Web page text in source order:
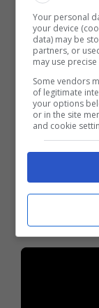
Ecco, di
minuto
Spotify in
Your personal
your device
data) may be
partners, or
may use
Some vendors
of legitimate
your options
or in the site
and cookie